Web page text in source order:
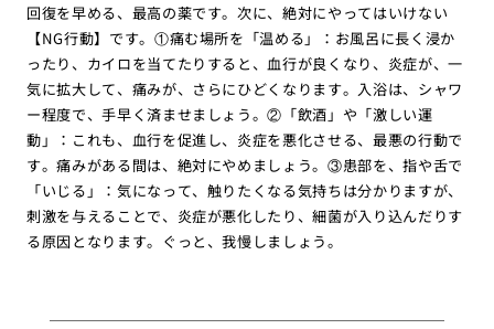
回復を早める、最高の薬です。次に、絶対にやってはいけない
【NG行動】です。①痛む場所を「温める」：お風呂に長く浸か
ったり、カイロを当てたりすると、血行が良くなり、炎症が、一
気に拡大して、痛みが、さらにひどくなります。入浴は、シャワ
ー程度で、手早く済ませましょう。②「飲酒」や「激しい運
動」：これも、血行を促進し、炎症を悪化させる、最悪の行動で
す。痛みがある間は、絶対にやめましょう。③患部を、指や舌で
「いじる」：気になって、触りたくなる気持ちは分かりますが、
刺激を与えることで、炎症が悪化したり、細菌が入り込んだりす
る原因となります。ぐっと、我慢しましょう。